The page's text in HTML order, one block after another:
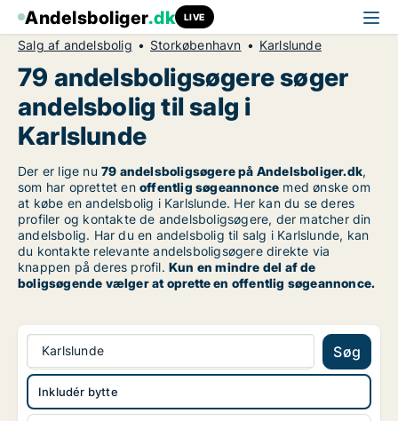
Andelsboliger.dk LIVE
Salg af andelsbolig Storkøbenhavn Karlslunde
79 andelsboligsøgere søger
andelsbolig til salg i
Karlslunde
Der er lige nu 79 andelsboligsøgere på Andelsboliger.dk,
som har oprettet en offentlig søgeannonce med ønske om
at købe en andelsbolig i Karlslunde. Her kan du se deres
profiler og kontakte de andelsboligsøgere, der matcher din
andelsbolig. Har du en andelsbolig til salg i Karlslunde, kan
du kontakte relevante andelsboligsøgere direkte via
knappen på deres profil. Kun en mindre del af de
boligsøgende vælger at oprette en offentlig søgeannonce.
Karlslunde Søg
Inkludér bytte